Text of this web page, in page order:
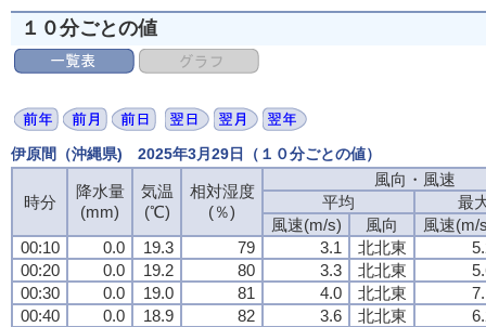
１０分ごとの値
伊原間（沖縄県) 2025年3月29日（１０分ごとの値）
時分
降水量
(mm)
気温
(℃)
相対湿度
(％)
風向・風速
平均
最
風速(m/s)
風向
風速(m/
00:10
0.0 19.3 79 3.1 北北東
00:20
0.0 19.2 80 3.3 北北東
00:30
0.0 19.0 81 4.0 北北東
00:40
0.0 18.9 82 3.6 北北東